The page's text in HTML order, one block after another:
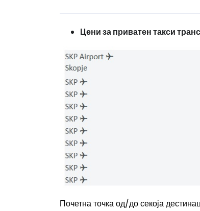
Цени за приватен такси
Почетна точка од/до секоја